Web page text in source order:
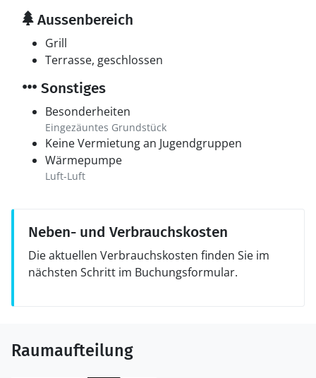
Aussenbereich
Grill
Terrasse, geschlossen
Sonstiges
Besonderheiten
Eingezäuntes Grundstück
Keine Vermietung an Jugendgruppen
Wärmepumpe
Luft-Luft
Neben- und Verbrauchskosten
Die aktuellen Verbrauchskosten finden Sie im
nächsten Schritt im Buchungsformular.
Raumaufteilung